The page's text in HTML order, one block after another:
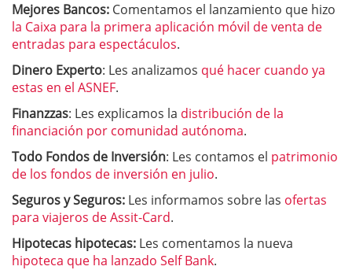
Mejores Bancos: Comentamos el lanzamiento que hizo
la Caixa para la primera aplicación móvil de venta de
entradas para espectáculos.
Dinero Experto: Les analizamos qué hacer cuando ya
estas en el ASNEF.
Finanzzas: Les explicamos la distribución de la
financiación por comunidad autónoma.
Todo Fondos de Inversión: Les contamos el patrimonio
de los fondos de inversión en julio.
Seguros y Seguros: Les informamos sobre las ofertas
para viajeros de Assit-Card.
Hipotecas hipotecas: Les comentamos la nueva
hipoteca que ha lanzado Self Bank.